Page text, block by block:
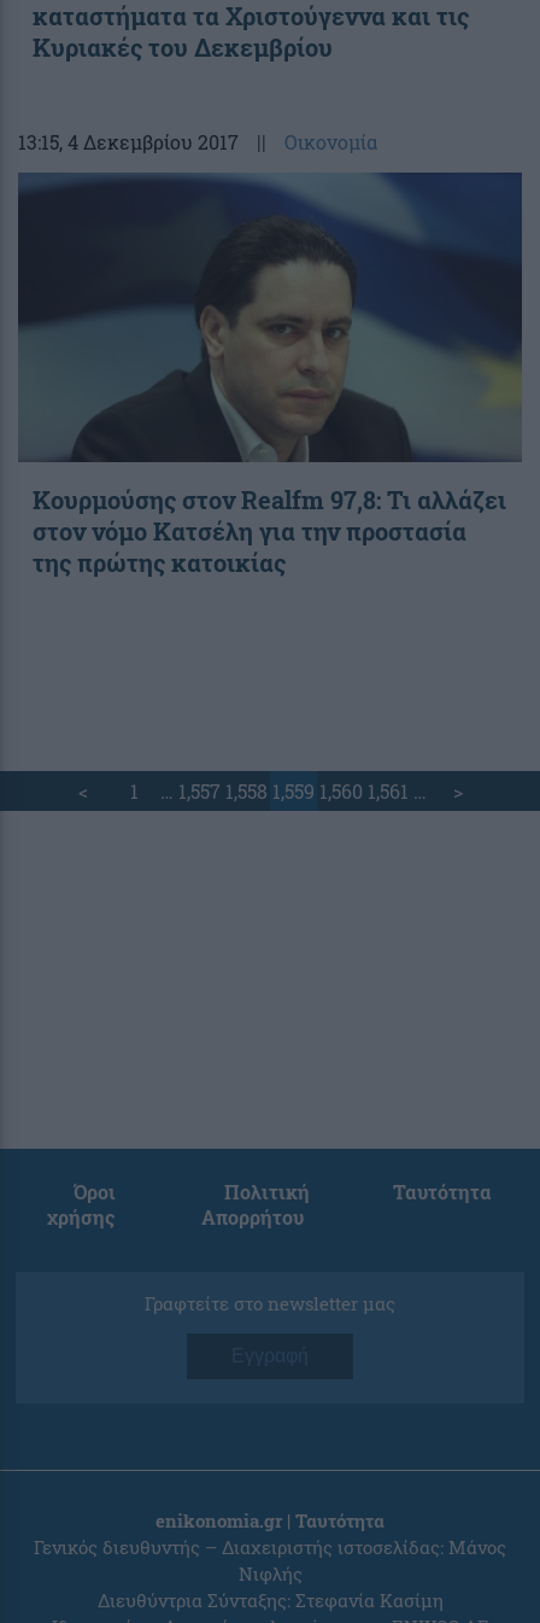
καταστήματα τα Χριστούγεννα και τις
Κυριακές του Δεκεμβρίου
13:15, 4 Δεκεμβρίου 2017 || Οικονομία
Κουρμούσης στον Realfm 97,8: Τι αλλάζει
στον νόμο Κατσέλη για την προστασία
της πρώτης κατοικίας
< 1 … 1,557 1,558 1,559 1,560 1,561 … >
Όροι
χρήσης
Πολιτική
Απορρήτου
Ταυτότητα
Γραφτείτε στο newsletter μας
Εγγραφή
enikonomia.gr | Ταυτότητα
Γενικός διευθυντής – Διαχειριστής ιστοσελίδας: Μάνος
Νιφλής
Διευθύντρια Σύνταξης: Στεφανία Κασίμη